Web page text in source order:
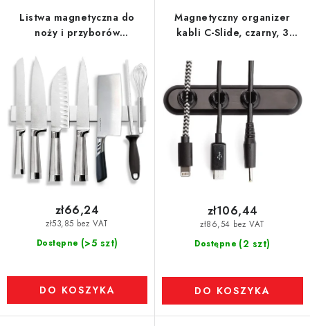
u
t
ó
w
Listwa magnetyczna do
noży i przyborów
Dostępne (>5 szt)
zł53,85 bez VAT
zł66,24
DO KOSZYKA
Magnetyczny organizer
kabli C-Slide, czarny, 3
Dostępne (2 szt)
zł86,54 bez VAT
zł106,44
DO KOSZYKA